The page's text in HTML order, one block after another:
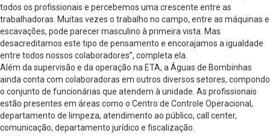
todos os profissionais e percebemos uma crescente entre as
trabalhadoras. Muitas vezes o trabalho no campo, entre as máquinas e
escavações, pode parecer masculino à primeira vista. Mas
desacreditamos este tipo de pensamento e encorajamos a igualdade
entre todos nossos colaboradores”, completa ela.
Além da supervisão e da operação na ETA, a Águas de Bombinhas
ainda conta com colaboradoras em outros diversos setores, compondo
o conjunto de funcionárias que atendem à unidade. As profissionais
estão presentes em áreas como o Centro de Controle Operacional,
departamento de limpeza, atendimento ao público, call center,
comunicação, departamento jurídico e fiscalização.